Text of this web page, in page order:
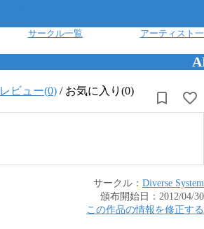
サークル一覧 アーティスト
レビュー(0) / お気に入り(0)
サークル： Diverse System
頒布開始日： 2012/04/30
この作品の情報を修正する